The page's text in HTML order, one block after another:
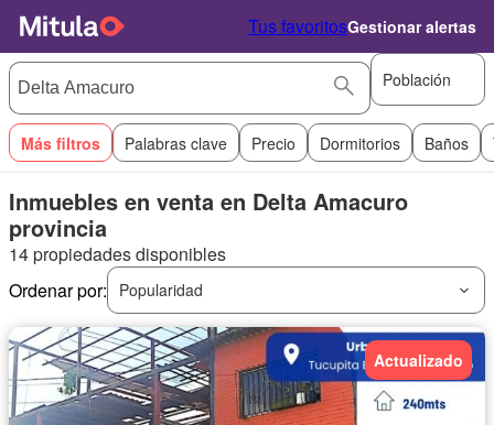
Tus favoritosGestionar alertas
Población
Más filtros Palabras clave Precio Dormitorios Baños
Inmuebles en venta en Delta Amacuro
provincia
14 propiedades disponibles
Ordenar por:
Popularidad
Actualizado